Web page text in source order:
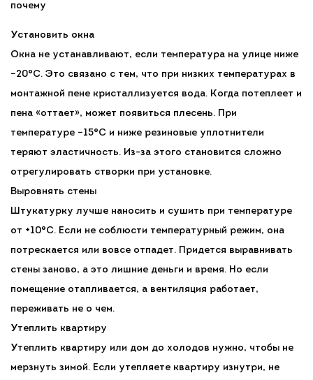
почему
Установить окна
Окна не устанавливают, если температура на улице ниже
−20°С. Это связано с тем, что при низких температурах в
монтажной пене кристаллизуется вода. Когда потеплеет и
пена «оттает», может появиться плесень. При
температуре −15°С и ниже резиновые уплотнители
теряют эластичность. Из-за этого становится сложно
отрегулировать створки при установке.
Выровнять стены
Штукатурку лучше наносить и сушить при температуре
от +10°С. Если не соблюсти температурный режим, она
потрескается или вовсе отпадет. Придется выравнивать
стены заново, а это лишние деньги и время. Но если
помещение отапливается, а вентиляция работает,
переживать не о чем.
Утеплить квартиру
Утеплить квартиру или дом до холодов нужно, чтобы не
мерзнуть зимой. Если утепляете квартиру изнутри, не